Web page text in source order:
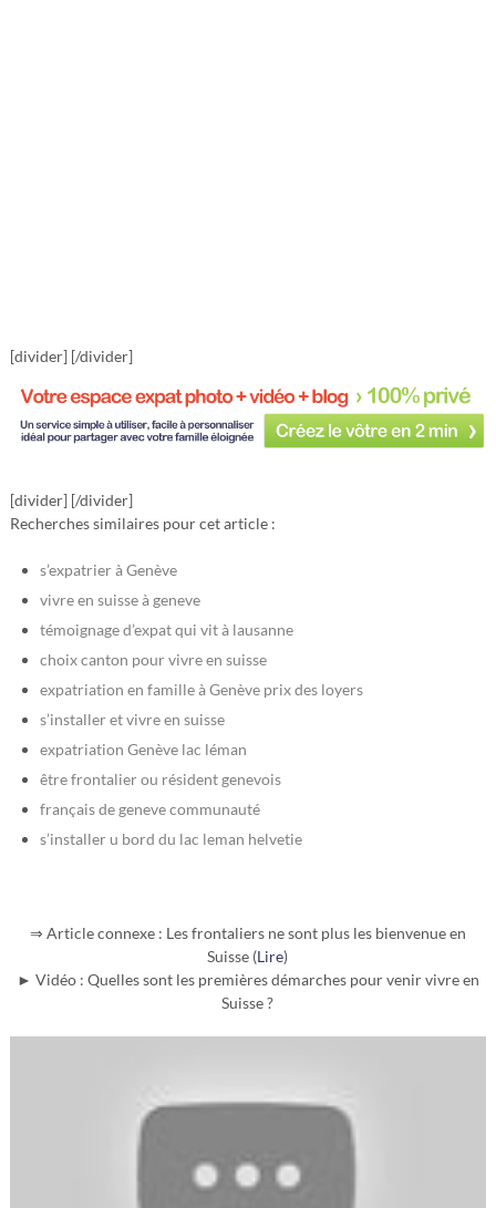
[divider] [/divider]
[divider] [/divider]
Recherches similaires pour cet article :
s’expatrier à Genève
vivre en suisse à geneve
témoignage d’expat qui vit à lausanne
choix canton pour vivre en suisse
expatriation en famille à Genève prix des loyers
s’installer et vivre en suisse
expatriation Genève lac léman
être frontalier ou résident genevois
français de geneve communauté
s’installer u bord du lac leman helvetie
⇒ Article connexe : Les frontaliers ne sont plus les bienvenue en
Suisse (Lire)
► Vidéo : Quelles sont les premières démarches pour venir vivre en
Suisse ?